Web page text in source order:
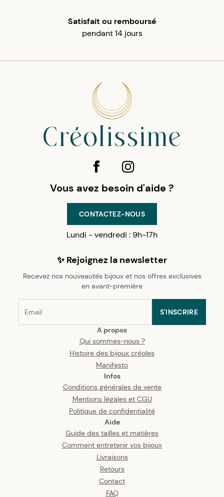
Satisfait ou remboursé
pendant 14 jours
A propos
Qui sommes-nous ?
Histoire des bijoux créoles
Manifesto
Infos
Conditions générales de vente
Mentions légales et CGU
Politique de confidentialité
Aide
Guide des tailles et matières
Comment entretenir vos bijoux
Livraisons
Retours
Contact
FAQ
Vous avez besoin d'aide ?
CONTACTEZ-NOUS
Lundi - vendredi : 9h-17h
✨ Rejoignez la newsletter
Recevez nos nouveautés bijoux et nos offres exclusives
en avant-première
S'INSCRIRE